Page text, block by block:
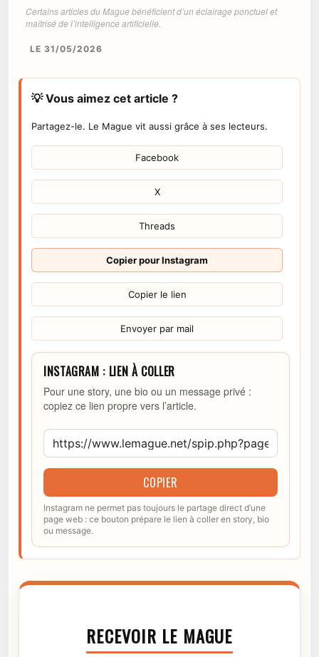
Certains articles du Mague bénéficient d’un éclairage ponctuel et
maîtrisé de l’intelligence artificielle.
LE 31/05/2026
💡 Vous aimez cet article ?
Partagez-le. Le Mague vit aussi grâce à ses lecteurs.
Facebook
X
Threads
Copier pour Instagram
Copier le lien
Envoyer par mail
INSTAGRAM : LIEN À COLLER
Pour une story, une bio ou un message privé :
copiez ce lien propre vers l’article.
COPIER
Instagram ne permet pas toujours le partage direct d’une
page web : ce bouton prépare le lien à coller en story, bio
ou message.
RECEVOIR LE MAGUE